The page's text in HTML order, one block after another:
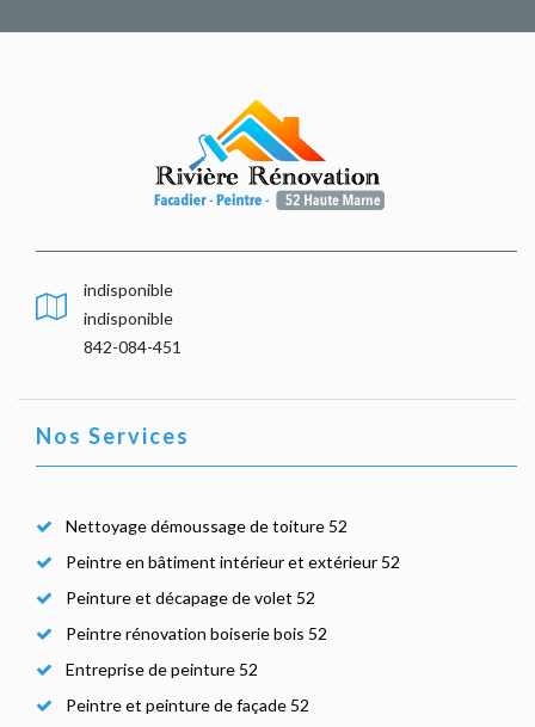
indisponible
indisponible
842-084-451
Nos Services
Nettoyage démoussage de toiture 52
Peintre en bâtiment intérieur et extérieur 52
Peinture et décapage de volet 52
Peintre rénovation boiserie bois 52
Entreprise de peinture 52
Peintre et peinture de façade 52